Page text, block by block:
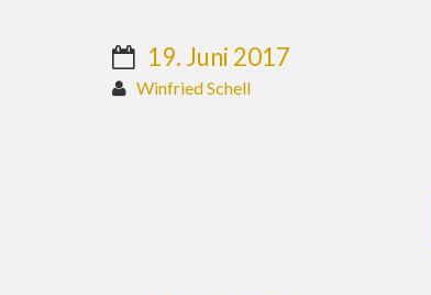
19. Juni 2017
Winfried Schell